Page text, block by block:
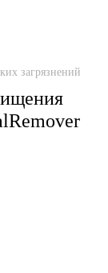
загрязнений